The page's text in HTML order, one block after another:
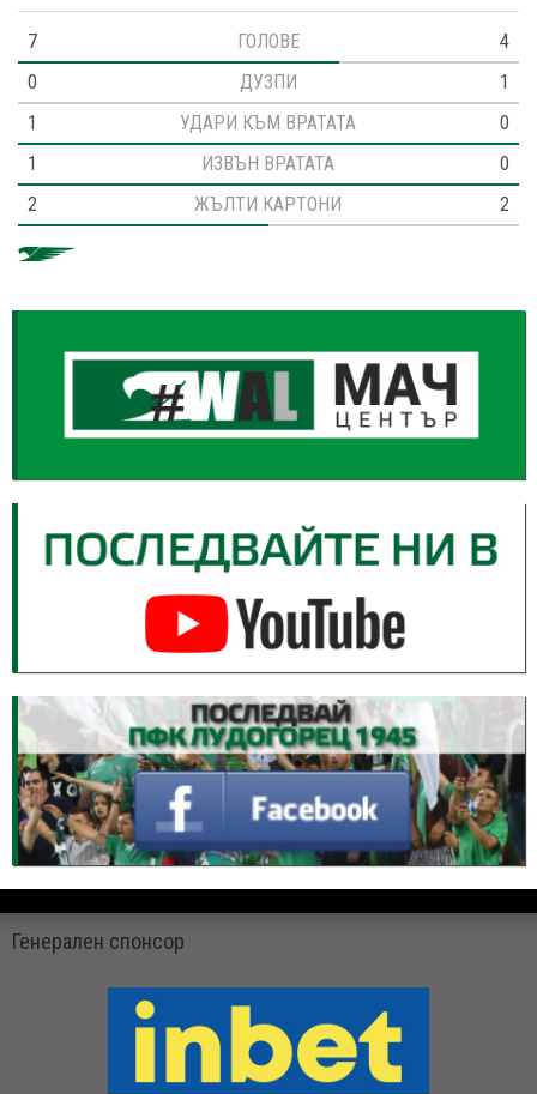
7 ГОЛОВЕ
4
0
ДУЗПИ
1
1
УДАРИ КЪМ ВРАТАТА
0
1
ИЗВЪН ВРАТАТА
0
2
ЖЪЛТИ КАРТОНИ 2
Генерален спонсор